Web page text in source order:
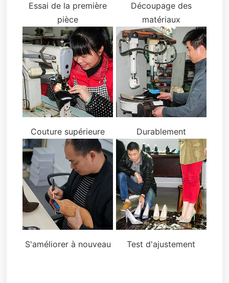
Essai de la première
pièce
Découpage des
matériaux
Couture supérieure Durablement
S'améliorer à nouveau Test d'ajustement